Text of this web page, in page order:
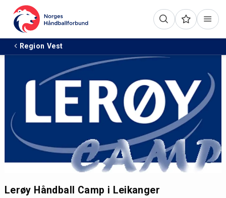
Region Vest
Lerøy Håndball Camp i Leikanger